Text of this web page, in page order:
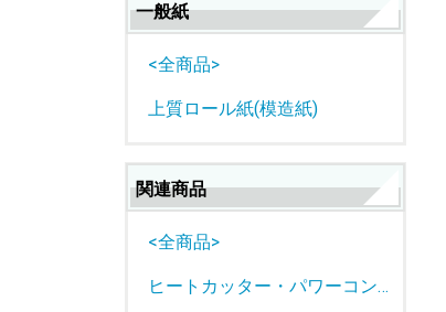
一般紙
<全商品>
上質ロール紙(模造紙)
関連商品
<全商品>
ヒートカッター・パワーコントローラー